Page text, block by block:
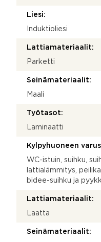
Liesi:
Induktioliesi
Lattiamateriaalit:
Parketti
Seinämateriaalit:
Maali
Työtasot:
Laminaatti
Kylpyhuoneen
WC-istuin, suihku,
lattialämmitys,
bidee-suihku ja
Lattiamateriaalit:
Laatta
Seinämateriaalit: